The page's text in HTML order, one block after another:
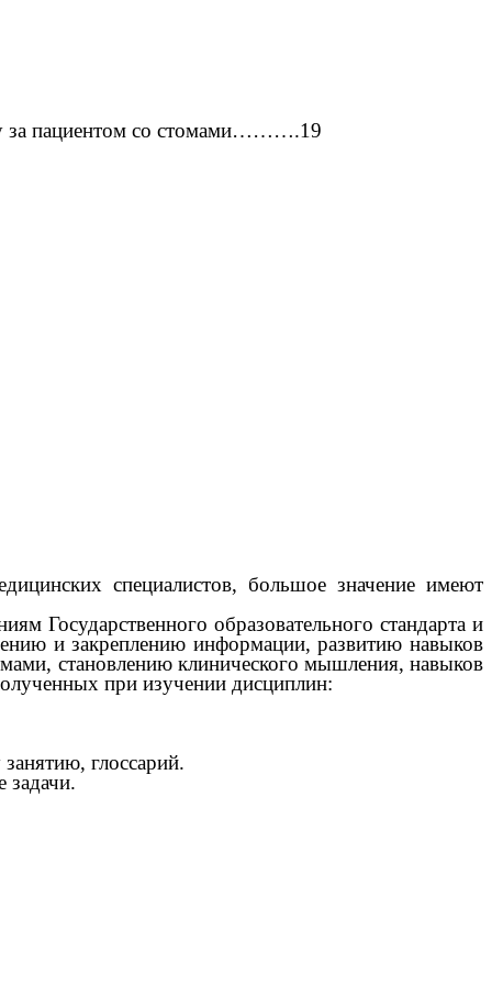
за пациентом со стомами……….19
специалистов, большое значение имеют
Государственного образовательного стандарта и
и закреплению информации, развитию навыков
становлению клинического мышления, навыков
при изучении дисциплин:
глоссарий.